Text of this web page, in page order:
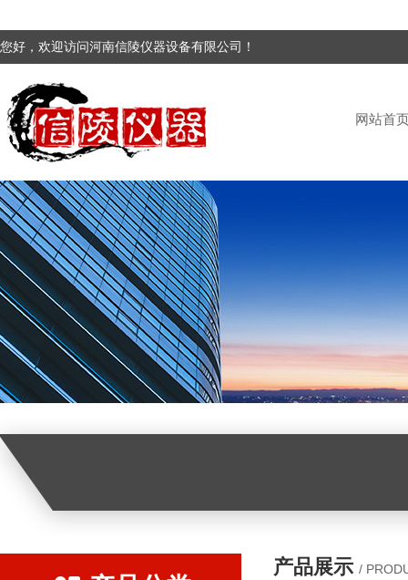
您好，欢迎访问河南信陵仪器设备有限公司！
网站首
产品展示 /